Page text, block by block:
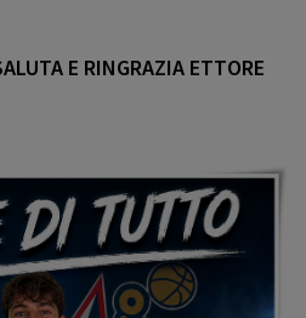
E RINGRAZIA ETTORE